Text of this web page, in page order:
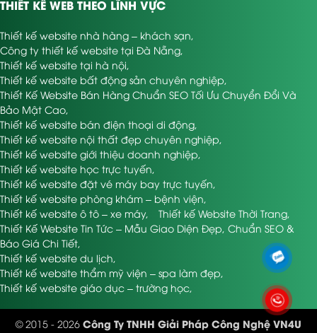
THIẾT KẾ WEB THEO LĨNH VỰC
Thiết kế website nhà hàng – khách sạn,
Công ty thiết kế website tại Đà Nẵng,
Thiết kế website tại hà nội,
Thiết kế website bất động sản chuyên nghiệp,
Thiết Kế Website Bán Hàng Chuẩn SEO Tối Ưu Chuyển Đổi Và
Bảo Mật Cao,
Thiết kế website bán điện thoại di động,
Thiết kế website nội thất đẹp chuyên nghiệp,
Thiết kế website giới thiệu doanh nghiệp,
Thiết kế website học trực tuyến,
Thiết kế website đặt vé máy bay trực tuyến,
Thiết kế website phòng khám – bệnh viện,
Thiết kế website ô tô – xe máy, Thiết kế Website Thời Trang,
Thiết Kế Website Tin Tức – Mẫu Giao Diện Đẹp, Chuẩn SEO &
Báo Giá Chi Tiết,
Thiết kế website du lịch,
Thiết kế website thẩm mỹ viện – spa làm đẹp,
Thiết kế website giáo dục – trường học,
© 2015 - 2026 Công Ty TNHH Giải Pháp Công Nghệ VN4U